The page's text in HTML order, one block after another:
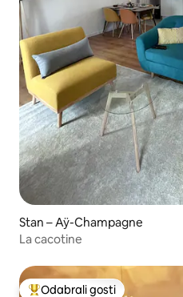
Stan – Aÿ-Champagne
La cacotine
Odabrali gosti